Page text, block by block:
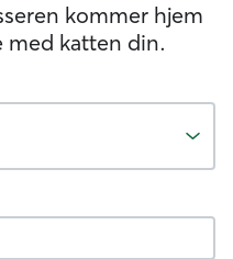
kommer hjem
med katten din.